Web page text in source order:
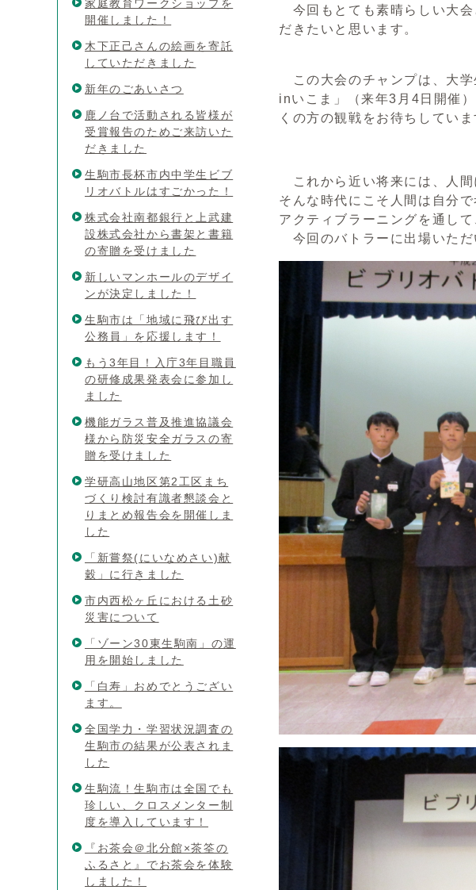
今回もとても素晴らしい大会
だきたいと思います。
この大会のチャンプは、大学
inいこま」（来年3月4日開催
くの方の観戦をお待ちしていま
これから近い将来には、人間
そんな時代にこそ人間は自分
アクティブラーニングを通し
今回のバトラーに出場いただ
家庭教育ワークショップを
開催しました！
木下正己さんの絵画を寄託
していただきました
新年のごあいさつ
鹿ノ台で活動される皆様が
受賞報告のためご来訪いた
だきました
生駒市長杯市内中学生ビブ
リオバトルはすごかった！
株式会社南都銀行と上武建
設株式会社から書架と書籍
の寄贈を受けました
新しいマンホールのデザイ
ンが決定しました！
生駒市は「地域に飛び出す
公務員」を応援します！
もう3年目！入庁3年目職員
の研修成果発表会に参加し
ました
機能ガラス普及推進協議会
様から防災安全ガラスの寄
贈を受けました
学研高山地区第2工区まち
づくり検討有識者懇談会と
りまとめ報告会を開催しま
した
「新嘗祭(にいなめさい)献
穀」に行きました
市内西松ヶ丘における土砂
災害について
「ゾーン30東生駒南」の運
用を開始しました
「白寿」おめでとうござい
ます。
全国学力・学習状況調査の
生駒市の結果が公表されま
した
生駒流！生駒市は全国でも
珍しい、クロスメンター制
度を導入しています！
『お茶会＠北分館×茶筌の
ふるさと』でお茶会を体験
しました！